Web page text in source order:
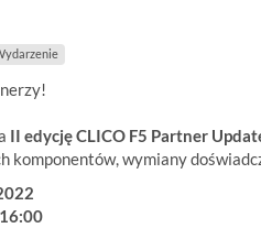
II edycjęCLICO F5 Partner
komponentów,wymiany